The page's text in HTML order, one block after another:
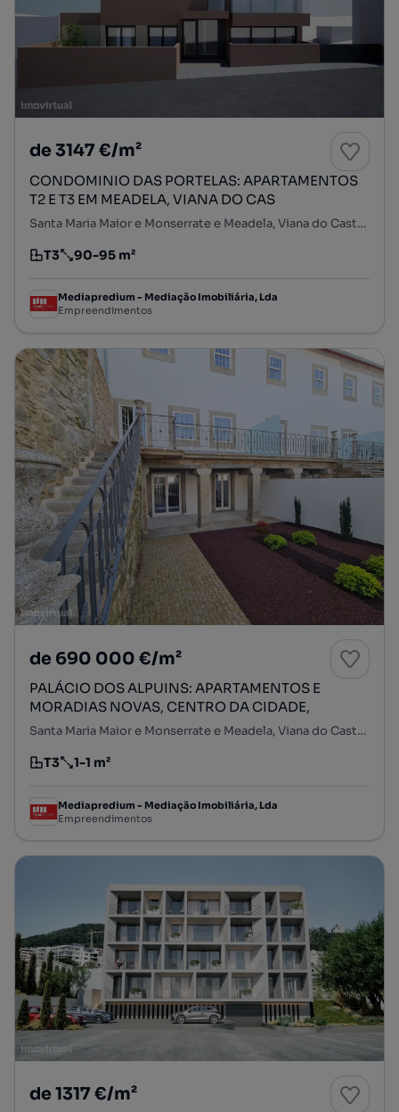
de 3147 €/m²
CONDOMINIO DAS PORTELAS: APARTAMENTOS
T2 E T3 EM MEADELA, VIANA DO CAS
Santa Maria Maior e Monserrate e Meadela, Viana do Castelo, Viana do Castelo
Tipologia
T3
Preço por metro quadrado
90-95 m²
Mediapredium - Mediação Imobiliária, Lda
Empreendimentos
de 690 000 €/m²
PALÁCIO DOS ALPUINS: APARTAMENTOS E
MORADIAS NOVAS, CENTRO DA CIDADE,
Santa Maria Maior e Monserrate e Meadela, Viana do Castelo, Viana do Castelo
Tipologia
T3
Preço por metro quadrado
1-1 m²
Mediapredium - Mediação Imobiliária, Lda
Empreendimentos
de 1317 €/m²